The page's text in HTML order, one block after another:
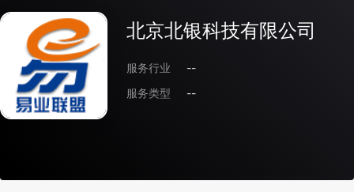
北京北银科技有限公司
服务行业
--
服务类型
--